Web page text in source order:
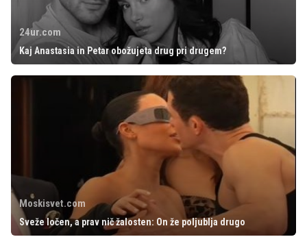
24ur.com
Kaj Anastasia in Petar obožujeta drug pri drugem?
Moskisvet.com
Sveže ločen, a prav nič žalosten: On že poljublja drugo